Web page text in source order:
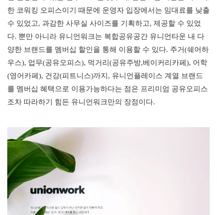
한 코워킹 오피스이기 때문에 운영자 입장에서는 임대료를 낮출
수 있었고, 과감한 사무실 사이즈를 기획하고, 제공할 수 있었
다. 뿐만 아니라 유니언워크는 복합공유공간 유니언타운 내 다
양한 브랜드를 멤버십 할인을 통해 이용할 수 있다. 주거(쉐어하
우스), 업무(공유오피스), 먹거리(공유주방,베이커리카페), 어학
(영어카페), 건강(피트니스)까지, 유니언플레이스 계열 브랜드
를 멤버십 혜택으로 이용가능하다는 점은 프리미엄 공유오피스
조차 따라하기 힘든 유니언워크만의 장점이다.